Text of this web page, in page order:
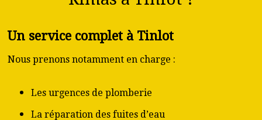
Un service complet à Tinlot
Nous prenons notamment en charge :
Les urgences de plomberie
La réparation des fuites d’eau